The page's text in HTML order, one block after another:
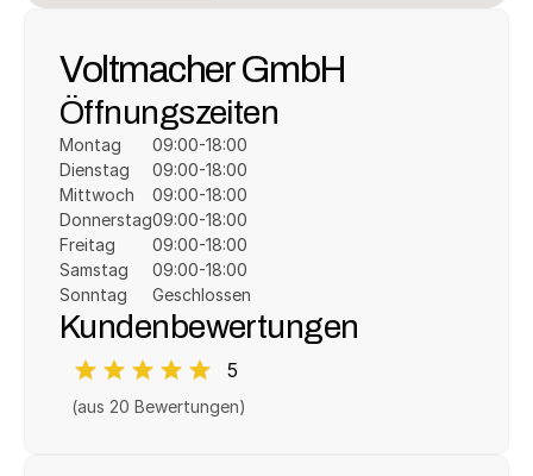
Voltmacher GmbH
Öffnungszeiten
Montag
Dienstag
Mittwoch
Donnerstag
Freitag
Samstag
Sonntag
09:00-18:00
09:00-18:00
09:00-18:00
09:00-18:00
09:00-18:00
09:00-18:00
Geschlossen
Kundenbewertungen
5
(aus 20 Bewertungen)